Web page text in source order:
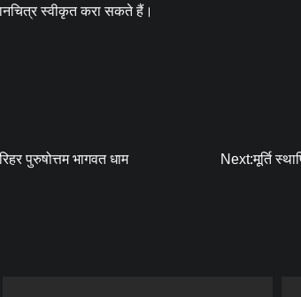
स्वीकृत करा सकते हैं।
पुरुषोत्तम भागवत धाम
Next:मूर्ति